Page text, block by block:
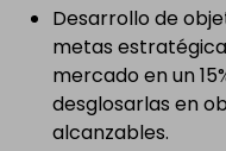
Desarrollo de
metas
mercado en un
desglosarlas en
alcanzables.